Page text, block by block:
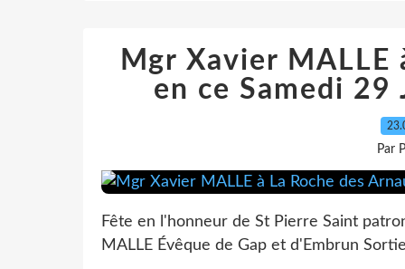
Mgr Xavier MALLE
en ce Samedi 29
Par
Fête en l'honneur de St Pierre Saint
MALLE Évêque de Gap et d'Embrun